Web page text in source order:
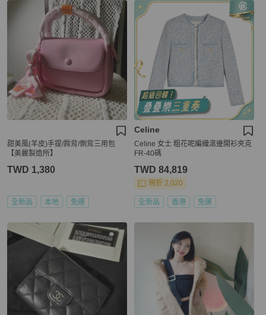
甜美風(羊皮)手提/肩背/側背三用包
【美麗製造所】
TWD 1,380
全新品 本地 免運
Celine
Celine 女士 粗花呢編織滾邊開衫夾克
FR-40碼
TWD 84,819
現折 2,020
全新品 香港 免運